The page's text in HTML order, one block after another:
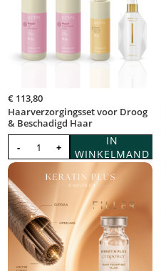
Haarverzorgingsset voor Droog
& Beschadigd Haar
€ 113,80
- +
IN
WINKELMAND